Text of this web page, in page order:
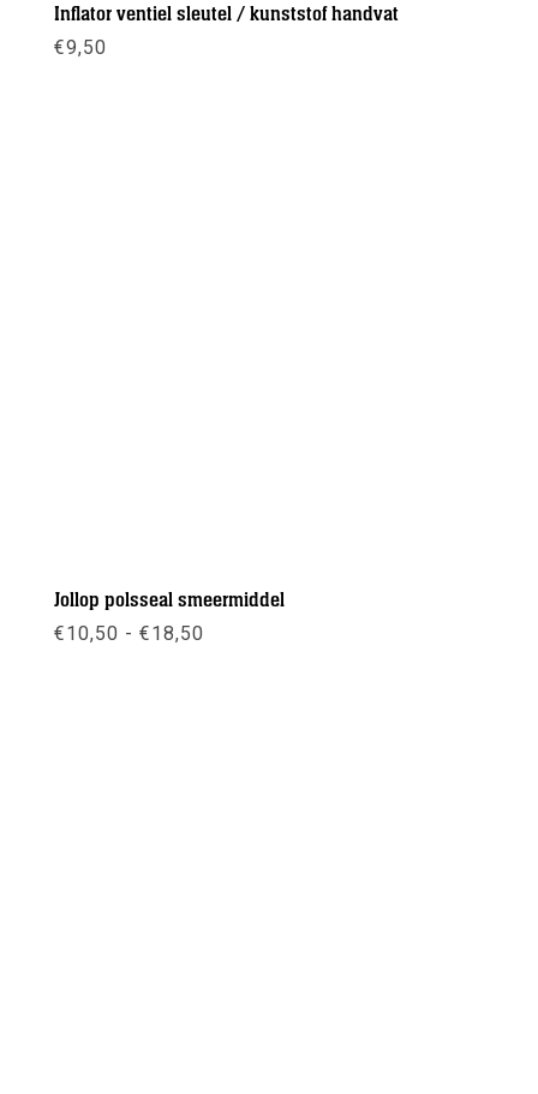
Inflator ventiel sleutel / kunststof handvat
€9,50
Jollop polsseal smeermiddel
€10,50 - €18,50